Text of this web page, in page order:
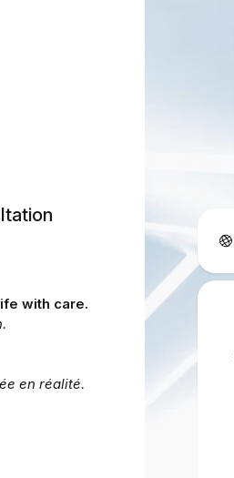
with care.
en réalité.